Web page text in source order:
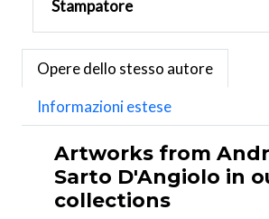
Stampatore
Opere dello stesso autore
Informazioni estese
Artworks from
Sarto D'Angiolo in
collections